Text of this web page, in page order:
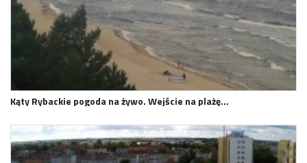
Kąty Rybackie pogoda na żywo. Wejście na plażę…